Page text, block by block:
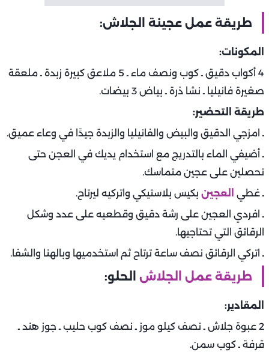
طريقة عمل عجينة الجلاش:
المكونات:
4 أكواب دقيق ـ كوب ونصف ماء ـ 5 ملاعق كبيرة زبدة ـ ملعقة
صغيرة فانيليا ـ نشا ذرة ـ بياض 3 بيضات.
طريقة التحضير:
ـ امزجي الدقيق والبيض والفانيليا والزبدة جيدًا في وعاء عميق.
ـ أضيفي الماء بالتدريج مع استخدام يديك في العجن حتى
تحصلين على عجين متماسك.
ـ غطي
العجين بكيس بلاستيكي واتركيه ليرتاح.
ـ افردي العجين على رشة دقيق وقطعيه على عدد وشكل
الرقائق التي تحتاجيها.
ـ اتركي الرقائق نصف ساعة ترتاح ثم استخدميها وبالهنا والشفا.
طريقة عمل الجلاش الحلو:
المقادير:
2 عبوة جلاش ـ نصف كيلو موز ـ نصف كوب حليب ـ جوز هند ـ
قرفة ـ كوب سمن.